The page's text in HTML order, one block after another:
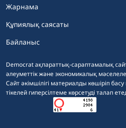
Democrat ақпараттық-сараптамалық
әлеуметтік және экономикалық
Сайт әкімшілігі материалды көшіріп
тікелей гиперсілтеме көрсетуді талап
Жарнама
Құпиялық саясаты
Байланыс